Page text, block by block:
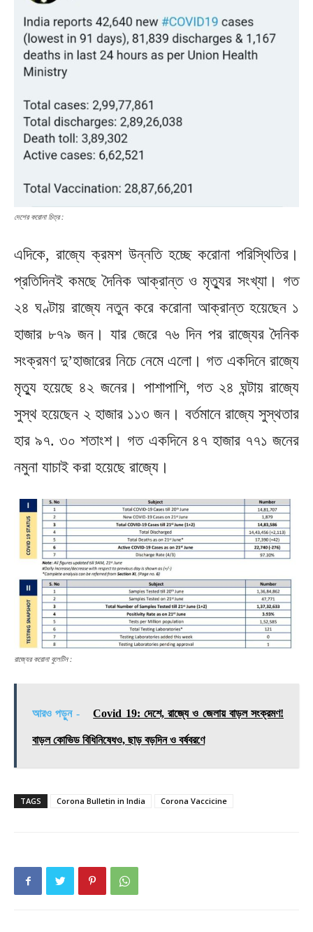
দেশের করোনা চিত্র :
এদিকে, রাজ্যে ক্রমশ উন্নতি হচ্ছে করোনা পরিস্থিতির।
প্রতিদিনই কমছে দৈনিক আক্রান্ত ও মৃত্যুর সংখ্যা। গত
২৪ ঘণ্টায় রাজ্যে নতুন করে করোনা আক্রান্ত হয়েছেন ১
হাজার ৮৭৯ জন। যার জেরে ৭৬ দিন পর রাজ্যের দৈনিক
সংক্রমণ দু’হাজারের নিচে নেমে এলো। গত একদিনে রাজ্যে
মৃত্যু হয়েছে ৪২ জনের। পাশাপাশি, গত ২৪ ঘন্টায় রাজ্যে
সুস্থ হয়েছেন ২ হাজার ১১৩ জন। বর্তমানে রাজ্যে সুস্থতার
হার ৯৭. ৩০ শতাংশ। গত একদিনে ৪৭ হাজার ৭৭১ জনের
নমুনা যাচাই করা হয়েছে রাজ্যে।
রাজ্যের করোনা বুলেটিন :
আরও পড়ুন - Covid 19: দেশে, রাজ্যে ও জেলায় বাড়ল সংক্রমণ!
বাড়ল কোভিড বিধিনিষেধও, ছাড় বড়দিন ও বর্ষবরণে
TAGS Corona Bulletin in India Corona Vaccicine